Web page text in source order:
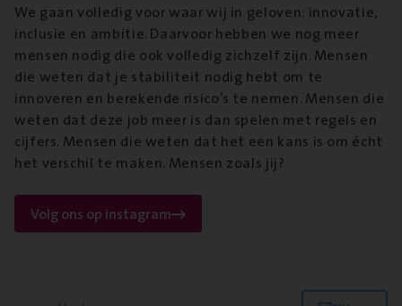
We gaan volledig voor waar wij in geloven: innovatie,
inclusie en ambitie. Daarvoor hebben we nog meer
mensen nodig die ook volledig zichzelf zijn. Mensen
die weten dat je stabiliteit nodig hebt om te
innoveren en berekende risico’s te nemen. Mensen die
weten dat deze job meer is dan spelen met regels en
cijfers. Mensen die weten dat het een kans is om écht
het verschil te maken. Mensen zoals jij?
Volg ons op instagram